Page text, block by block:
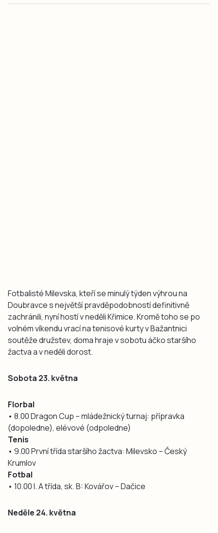
Fotbalisté Milevska, kteří se minulý týden výhrou na
Doubravce s největší pravděpodobností definitivně
zachránili, nyní hostí v neděli Křimice. Kromě toho se po
volném víkendu vrací na tenisové kurty v Bažantnici
soutěže družstev, doma hraje v sobotu áčko staršího
žactva a v neděli dorost.
Sobota 23. května
Florbal
• 8.00 Dragon Cup – mládežnický turnaj: přípravka
(dopoledne), elévové (odpoledne)
Tenis
• 9.00 První třída staršího žactva: Milevsko – Český
Krumlov
Fotbal
• 10.00 I. A třída, sk. B: Kovářov – Dačice
Neděle 24. května